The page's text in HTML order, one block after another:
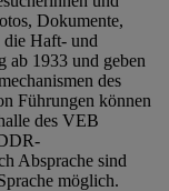
Dokumente,
die Haft- und
ab 1933 und geben
des
Führungen können
des VEB
Absprache sind
möglich.